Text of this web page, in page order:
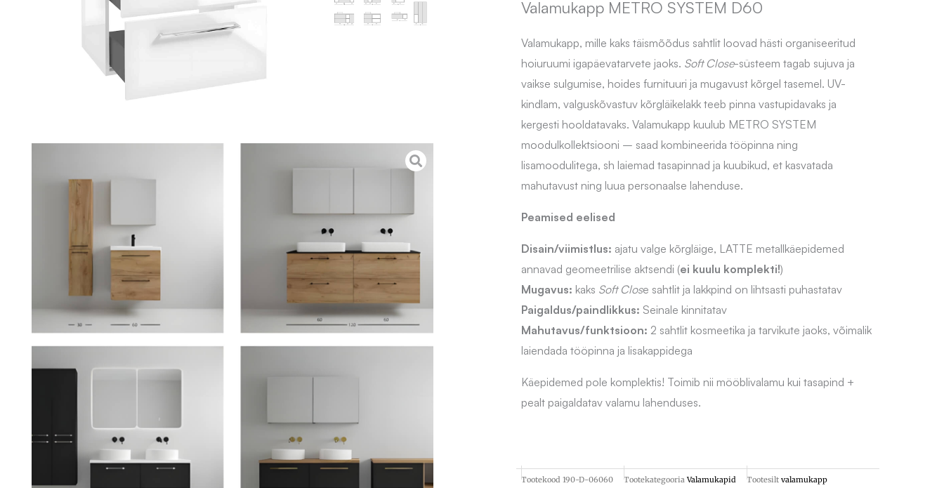
kinnitatav
Valamukapp METRO SYSTEM D60
Valamukapp, mille kaks täismõõdus sahtlit loovad hästi organiseeritud
hoiuruumi igapäevatarvete jaoks. Soft Close-süsteem tagab sujuva ja
vaikse sulgumise, hoides furnituuri ja mugavust kõrgel tasemel. UV-
kindlam, valguskõvastuv kõrgläikelakk teeb pinna vastupidavaks ja
kergesti hooldatavaks. Valamukapp kuulub METRO SYSTEM
moodulkollektsiooni – saad kombineerida tööpinna ning
lisamoodulitega, sh laiemad tasapinnad ja kuubikud, et kasvatada
mahutavust ning luua personaalse lahenduse.
Peamised eelised
Disain/viimistlus: ajatu valge kõrgläige, LATTE metallkäepidemed
annavad geomeetrilise aktsendi (ei kuulu komplekti!)
Mugavus: kaks Soft Close sahtlit ja lakkpind on lihtsasti puhastatav
Paigaldus/paindlikkus: Seinale kinnitatav
Mahutavus/funktsioon: 2 sahtlit kosmeetika ja tarvikute jaoks, võimalik
laiendada tööpinna ja lisakappidega
Käepidemed pole komplektis! Toimib nii mööblivalamu kui tasapind +
pealt paigaldatav valamu lahenduses.
Tootekood 190-D-06060 Tootekategooria Valamukapid Tootesilt valamukapp